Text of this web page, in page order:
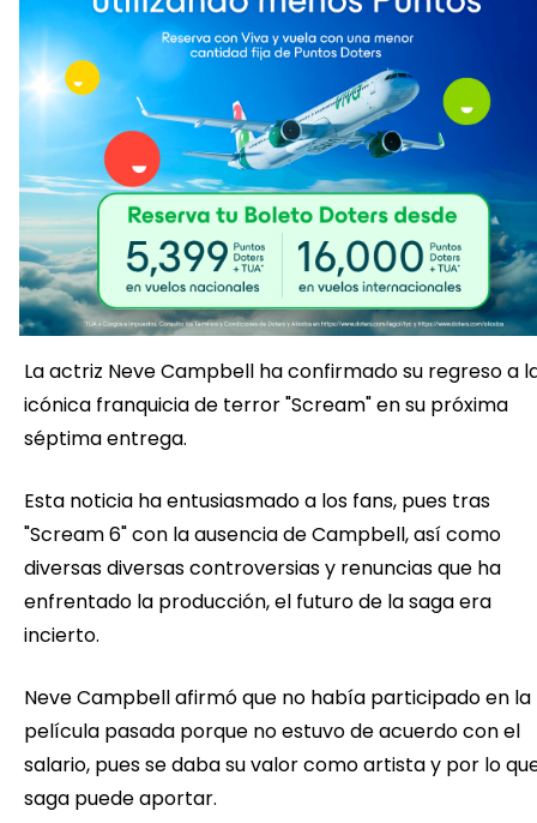
La actriz Neve Campbell ha confirmado su regreso a
icónica franquicia de terror "Scream" en su próxima
séptima entrega.
Esta noticia ha entusiasmado a los fans, pues tras
"Scream 6" con la ausencia de Campbell, así como
diversas diversas controversias y renuncias que ha
enfrentado la producción, el futuro de la saga era
incierto.
Neve Campbell afirmó que no había participado en la
película pasada porque no estuvo de acuerdo con el
salario, pues se daba su valor como artista y por lo
saga puede aportar.